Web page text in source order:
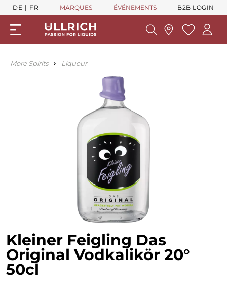
DE FR MARQUES ÉVÉNEMENTS B2B LOGIN
More Spirits Liqueur
Kleiner Feigling Das
Original Vodkalikör 20°
50cl